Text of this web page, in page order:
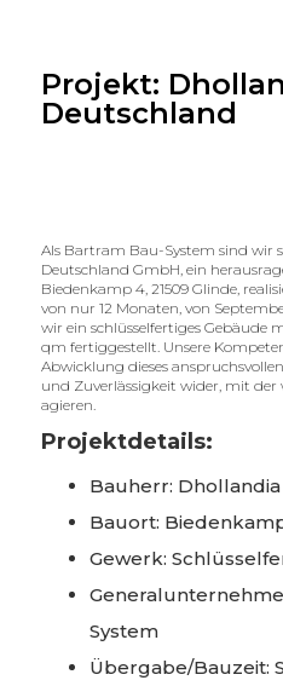
Projekt:
Deutschland
Als Bartram Bau-System sind wir
Deutschland GmbH, ein
Biedenkamp 4, 21509 Glinde,
von nur 12 Monaten, von
wir ein schlüsselfertiges Gebäude
qm fertiggestellt. Unsere
Abwicklung dieses
und Zuverlässigkeit wider, mit
agieren.
Projektdetails:
Bauherr:
Bauort:
Gewerk:
System
Übergabe/Bauzeit: